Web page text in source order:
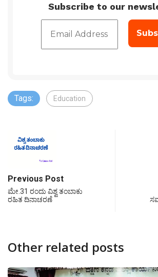
Subscribe to our
Tags: Education
Previous Post
ಮೇ.31 ರಂದು ವಿಶ್ವ ತಂಬಾಕು
ರಹಿತ ದಿನಾಚರಣೆ
Other related posts